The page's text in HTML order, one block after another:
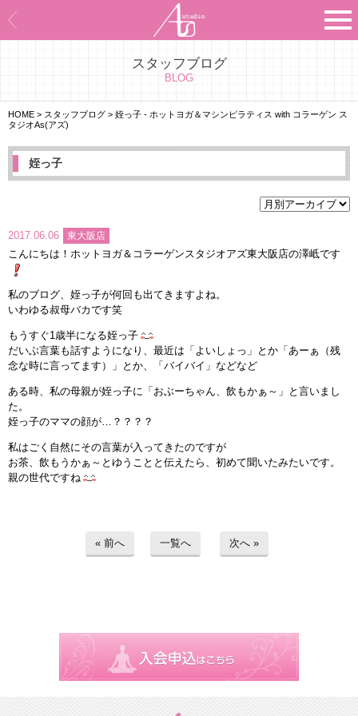
スタッフブログ
BLOG
HOME > スタッフブログ > 姪っ子 - ホットヨガ＆マシンピラティス with コラーゲン ス
タジオAs(アズ)
姪っ子
2017.06.06 東大阪店
こんにちは！ホットヨガ＆コラーゲンスタジオアズ東大阪店の澤岻です
私のブログ、姪っ子が何回も出てきますよね。
いわゆる叔母バカです笑
もうすぐ1歳半になる姪っ子
だいぶ言葉も話すようになり、最近は「よいしょっ」とか「あーぁ（残
念な時に言ってます）」とか、「バイバイ」などなど
ある時、私の母親が姪っ子に「おぶーちゃん、飲もかぁ～」と言いまし
た。
姪っ子のママの顔が…？？？？
私はごく自然にその言葉が入ってきたのですが
お茶、飲もうかぁ～とゆうことと伝えたら、初めて聞いたみたいです。
親の世代ですね
« 前へ 一覧へ 次へ »
Asのコンセプト
Asのナビゲーションシステム
施設紹介
エビデンス
指導員育成コース